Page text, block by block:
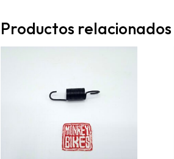
Productos relacionados